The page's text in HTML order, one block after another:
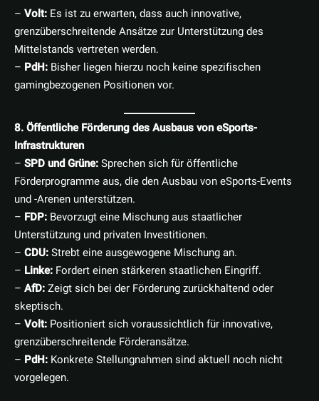
– Volt: Es ist zu erwarten, dass auch innovative,
grenzüberschreitende Ansätze zur Unterstützung des
Mittelstands vertreten werden.
– PdH: Bisher liegen hierzu noch keine spezifischen
gamingbezogenen Positionen vor.
8. Öffentliche Förderung des Ausbaus von eSports-
Infrastrukturen
– SPD und Grüne:Sprechen sich für öffentliche
Förderprogramme aus, die den Ausbau von eSports-Events
und -Arenen unterstützen.
– FDP: Bevorzugt eine Mischung aus staatlicher
Unterstützung und privaten Investitionen.
– CDU:Strebt eine ausgewogene Mischung an.
– Linke: Fordert einen stärkeren staatlichen Eingriff.
– AfD:Zeigt sich bei der Förderung zurückhaltend oder
skeptisch.
– Volt: Positioniert sich voraussichtlich für innovative,
grenzüberschreitende Förderansätze.
– PdH: Konkrete Stellungnahmen sind aktuell noch nicht
vorgelegen.